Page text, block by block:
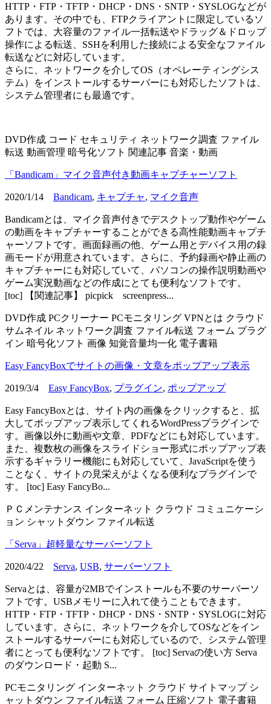
HTTP・FTP・TFTP・DHCP・DNS・SNTP・SYSLOGなどが
あります。その中でも、FTPクライアントに限定しているソ
フトでは、大容量のファイル一括転送やドラッグ＆ドロップ
操作による転送、SSHを利用した接続による安全なファイル
転送などに対応しています。
さらに、ネットワークを介してOS（オペレーティングシス
テム）をインストールするサーバーにも対応したソフトは、
システム管理者にも最適です。
DVD作成 コード セキュリティ ネットワーク調査 ファイル
転送 動画管理 暗号化ソフト 関連記事 音楽・動画
「Bandicam」マイク音声付き動画キャプチャーソフト
2020/1/14 Bandicam, キャプチャ, マイク音声
Bandicamとは、マイク音声付きでデスクトップ動作やゲーム
の動画をキャプチャーすることができる高性能動画キャプチ
ャーソフトです。画面録画の他、ゲーム用とデバイス用の録
画モードが用意されています。さらに、予約録画や静止画の
キャプチャーにも対応していて、パソコンの操作説明動画や
ゲーム実況動画などの作成にとても便利なソフトです。
[toc] 【関連記事】 picpick screenpress...
DVD作成 PCクリーナー PCモニタリング VPNとは クラウド
サムネイル ネットワーク調査 ファイル転送 フォーム プラグ
イン 暗号化ソフト 画像 知覚音量均一化 電子書籍
Easy FancyBoxでサイトの画像・文章をポップアップ表示
2019/3/4 Easy FancyBox, プラグイン, ポップアップ
Easy FancyBoxとは、サイト内の画像をクリックすると、拡
大してポップアップ表示してくれるWordPressプラグインで
す。画像以外に動画や文章、PDFなどにも対応しています。
また、複数枚の画像をスライドショー形式にポップアップ表
示するギャラリー機能にも対応していて、JavaScriptを使う
ことなく、サイトの見栄えがよくなる便利なプラグインで
す。 [toc] Easy FancyBo...
ＰＣメンテナンス インターネット クラウド コミュニケーシ
ョン シャットダウン ファイル転送
「Serva」超軽量なサーバーソフト
2020/4/22 Serva, USB, サーバーソフト
Servaとは、容量が2MBでインストールも不要のサーバーソ
フトです。USBメモリーに入れて使うこともできます。
HTTP・FTP・TFTP・DHCP・DNS・SNTP・SYSLOGに対応
しています。さらに、ネットワークを介してOSなどをイン
ストールするサーバーにも対応しているので、システム管理
者にとっても便利なソフトです。 [toc] Servaの使い方 Serva
のダウンロード・起動 S...
PCモニタリング インターネット クラウド サイトマップ シ
ャットダウン ファイル転送 フォーム 圧縮ソフト 電子書籍